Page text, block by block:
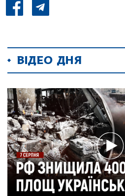
ВІДЕО ДНЯ